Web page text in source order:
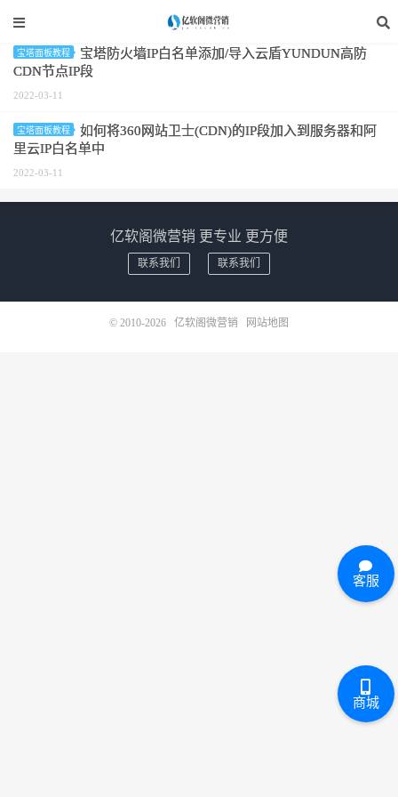
标签：宝塔IP白名单
宝塔面板教程
宝塔防火墙IP白名单添加/导入云盾YUNDUN高防
CDN节点IP段
2022-03-11
宝塔面板教程
如何将360网站卫士(CDN)的IP段加入到服务器和阿
里云IP白名单中
2022-03-11
亿软阁微营销 更专业 更方便
联系我们 联系我们
© 2010-2026 亿软阁微营销 网站地图
客服
商城